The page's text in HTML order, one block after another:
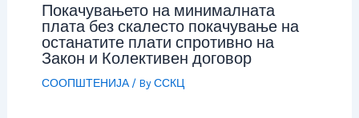
Покачувањето на минималната
плата без скалесто покачување на
останатите плати спротивно на
Закон и Колективен договор
СООПШТЕНИЈА/ ByССКЦ